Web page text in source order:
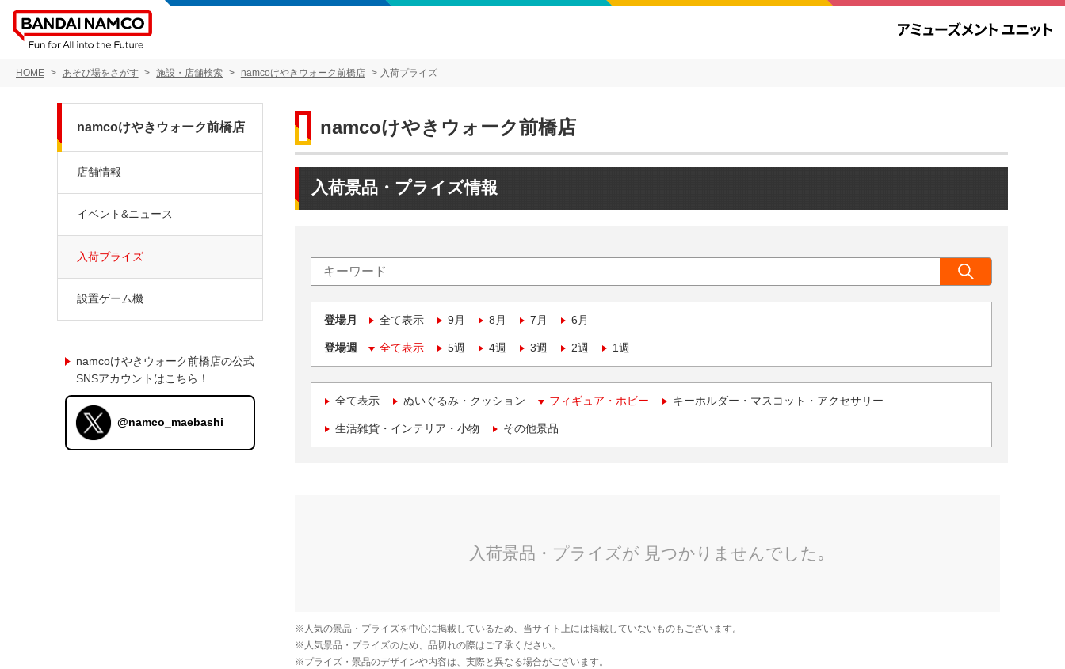
HOME あそび場をさがす 施設・店舗検索 namcoけやきウォーク前橋店 入荷プライズ
namcoけやきウォーク前橋店
入荷景品・プライズ情報
登場月 全て表示 9月 8月 7月 6月
登場週 全て表示 5週 4週 3週 2週 1週
全て表示 ぬいぐるみ・クッション フィギュア・ホビー キーホルダー・マスコット・アクセサリー
生活雑貨・インテリア・小物 その他景品
namcoけやきウォーク前橋店
店舗情報
イベント&ニュース
入荷プライズ
設置ゲーム機
namcoけやきウォーク前橋店の公式
SNSアカウントはこちら！
@namco_maebashi